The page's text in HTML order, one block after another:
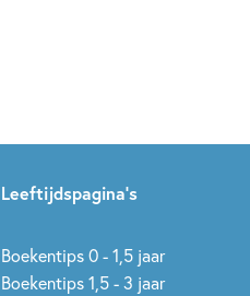
Leeftijdspagina’s
Boekentips 0 - 1,5 jaar
Boekentips 1,5 - 3 jaar